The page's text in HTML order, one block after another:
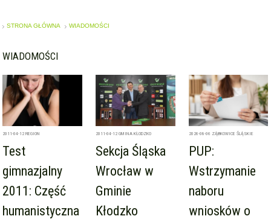
STRONA GŁÓWNA WIADOMOŚCI
WIADOMOŚCI
2011-04-12 REGION
Test
gimnazjalny
2011: Część
humanistyczna
2011-04-12 GMINA KŁODZKO
Sekcja Śląska
Wrocław w
Gminie
Kłodzko
2026-08-06 ZĄBKOWICE ŚLĄSKIE
PUP:
Wstrzymanie
naboru
wniosków o